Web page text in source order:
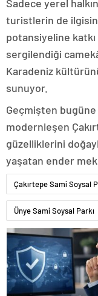
Sadece yerel
turistlerin de
potansiyeline
sergilendiği
Karadeniz
sunuyor.
Geçmişten
modernleşen
güzelliklerini
yaşatan ender
Çakırtepe Sami Soysal
Ünye Sami Soysal Parkı